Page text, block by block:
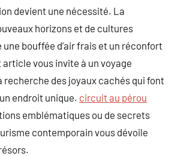
devient une nécessité. La
horizons et de cultures
bouffée d’air frais et un réconfort
vous invite à un voyage
recherche des joyaux cachés qui font
endroit unique. circuit au pérou
emblématiques ou de secrets
contemporain vous dévoile